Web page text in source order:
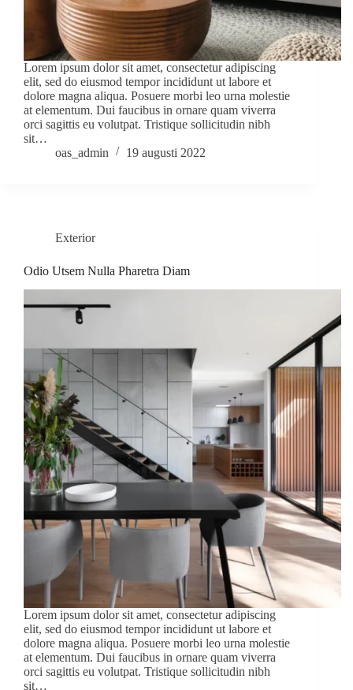
Lorem ipsum dolor sit amet, consectetur adipiscing
elit, sed do eiusmod tempor incididunt ut labore et
dolore magna aliqua. Posuere morbi leo urna molestie
at elementum. Dui faucibus in ornare quam viverra
orci sagittis eu volutpat. Tristique sollicitudin nibh
sit…
oas_admin
19 augusti 2022
Exterior
Odio Utsem Nulla Pharetra Diam
Lorem ipsum dolor sit amet, consectetur adipiscing
elit, sed do eiusmod tempor incididunt ut labore et
dolore magna aliqua. Posuere morbi leo urna molestie
at elementum. Dui faucibus in ornare quam viverra
orci sagittis eu volutpat. Tristique sollicitudin nibh
sit…